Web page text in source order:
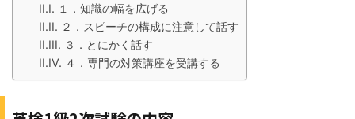
１．知識の幅を広げる
２．スピーチの構成に注意して話す
３．とにかく話す
４．専門の対策講座を受講する